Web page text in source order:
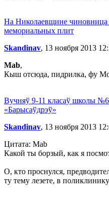
На Николаевщине чиновница
мемориальных плит
Skandinav, 13 ноября 2013
Mab,
Кыш отсюда, пидрилка, фу
Вучняў 9-11 класаў школы
«Барысаўдрэў»
Skandinav, 13 ноября 2013
Цитата: Mab
Какой ты борзый, как я
О, кто проснулся,
ту тему лезете, в